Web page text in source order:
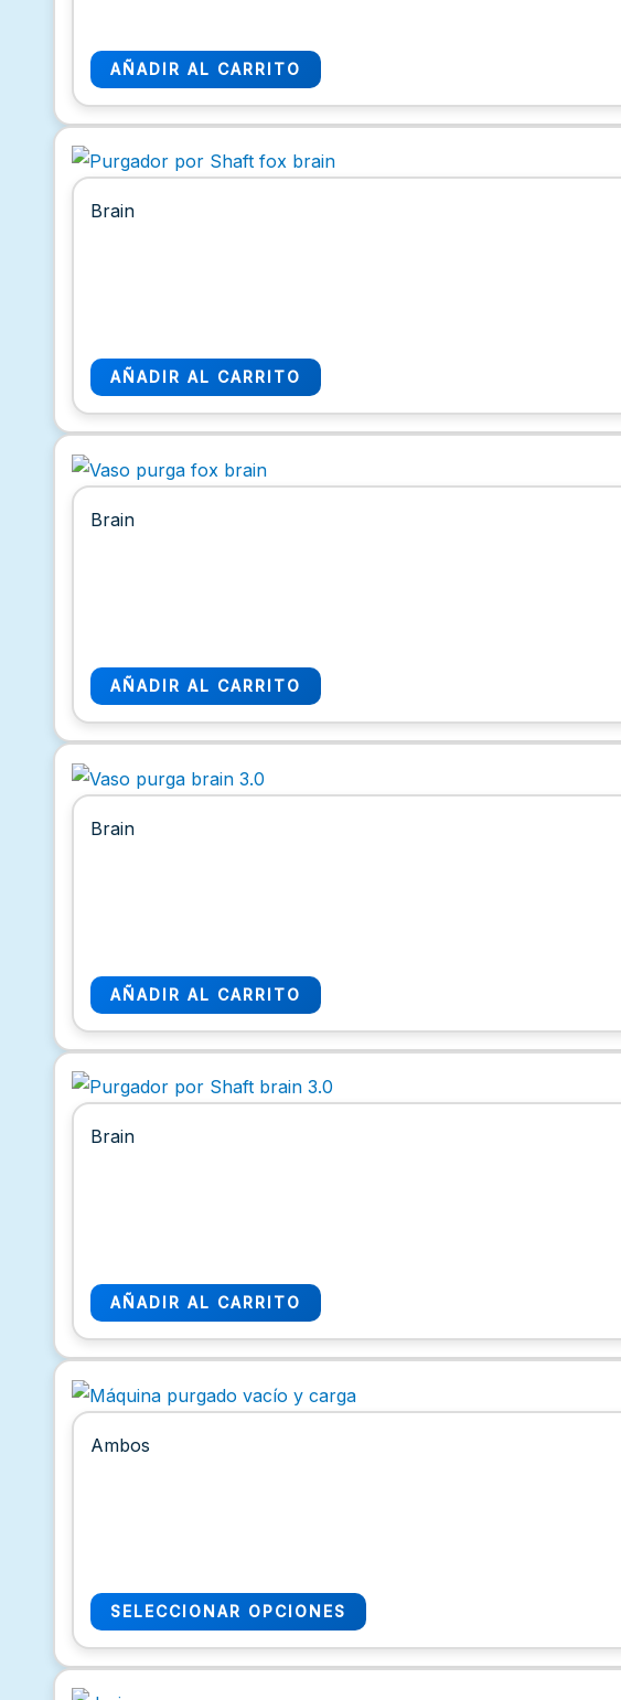
AÑADIR AL CARRITO
Brain
AÑADIR AL CARRITO
Brain
AÑADIR AL CARRITO
Brain
AÑADIR AL CARRITO
Brain
AÑADIR AL CARRITO
Ambos
SELECCIONAR OPCIONES